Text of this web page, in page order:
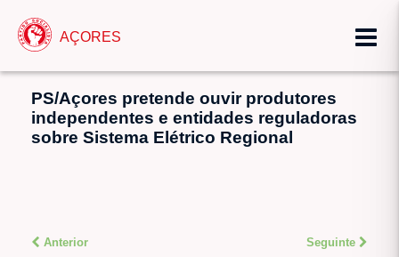
AÇORES
PS/Açores pretende ouvir produtores
independentes e entidades reguladoras
sobre Sistema Elétrico Regional
Anterior Seguinte